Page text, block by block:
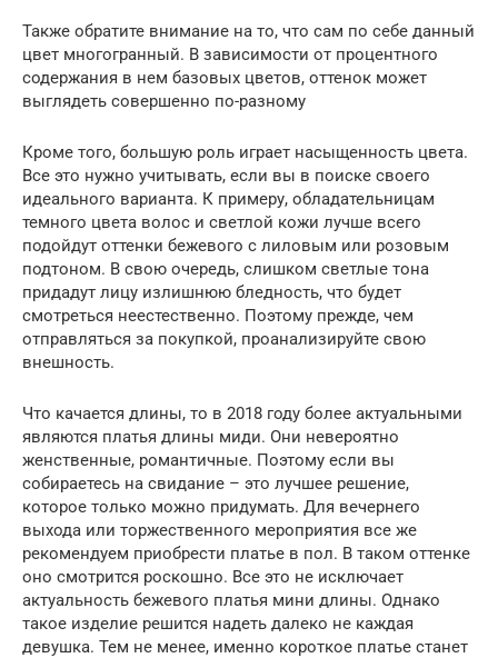
Также обратите внимание на то, что сам по себе данный
цвет многогранный. В зависимости от процентного
содержания в нем базовых цветов, оттенок может
выглядеть совершенно по-разному
Кроме того, большую роль играет насыщенность цвета.
Все это нужно учитывать, если вы в поиске своего
идеального варианта. К примеру, обладательницам
темного цвета волос и светлой кожи лучше всего
подойдут оттенки бежевого с лиловым или розовым
подтоном. В свою очередь, слишком светлые тона
придадут лицу излишнюю бледность, что будет
смотреться неестественно. Поэтому прежде, чем
отправляться за покупкой, проанализируйте свою
внешность.
Что качается длины, то в 2018 году более актуальными
являются платья длины миди. Они невероятно
женственные, романтичные. Поэтому если вы
собираетесь на свидание – это лучшее решение,
которое только можно придумать. Для вечернего
выхода или торжественного мероприятия все же
рекомендуем приобрести платье в пол. В таком оттенке
оно смотрится роскошно. Все это не исключает
актуальность бежевого платья мини длины. Однако
такое изделие решится надеть далеко не каждая
девушка. Тем не менее, именно короткое платье станет